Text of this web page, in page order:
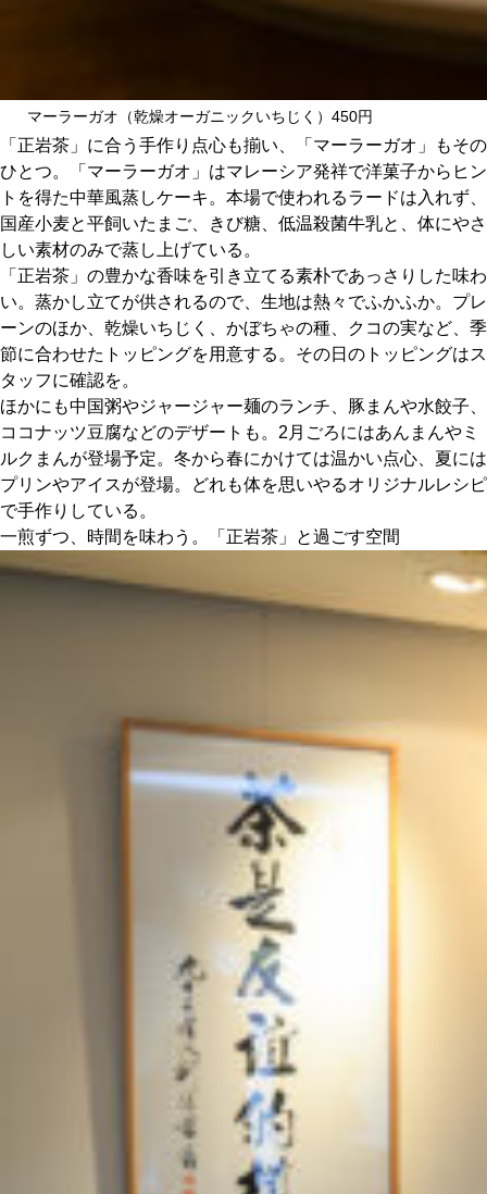
マーラーガオ（乾燥オーガニックいちじく）450円
「正岩茶」に合う手作り点心も揃い、「マーラーガオ」もその
ひとつ。「マーラーガオ」はマレーシア発祥で洋菓子からヒン
トを得た中華風蒸しケーキ。本場で使われるラードは入れず、
国産小麦と平飼いたまご、きび糖、低温殺菌牛乳と、体にやさ
しい素材のみで蒸し上げている。
「正岩茶」の豊かな香味を引き立てる素朴であっさりした味わ
い。蒸かし立てが供されるので、生地は熱々でふかふか。プレ
ーンのほか、乾燥いちじく、かぼちゃの種、クコの実など、季
節に合わせたトッピングを用意する。その日のトッピングはス
タッフに確認を。
ほかにも中国粥やジャージャー麺のランチ、豚まんや水餃子、
ココナッツ豆腐などのデザートも。2月ごろにはあんまんやミ
ルクまんが登場予定。冬から春にかけては温かい点心、夏には
プリンやアイスが登場。どれも体を思いやるオリジナルレシピ
で手作りしている。
一煎ずつ、時間を味わう。「正岩茶」と過ごす空間